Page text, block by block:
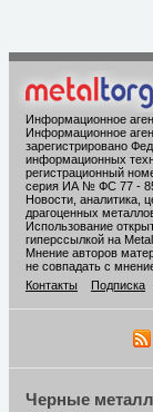
Информационное
Информационное
зарегистрировано
информационных
регистрационный
серия ИА № ФС 77 -
Новости, аналитика,
драгоценных
Использование
гиперссылкой на
Мнение авторов
не совпадать с
Контакты
Подписка
Черные